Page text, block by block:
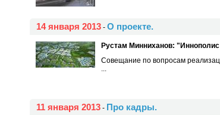
14 января 2013 - О проекте.
Рустам Минниханов: "Иннополис
Совещание по вопросам
...
11 января 2013 - Про кадры.